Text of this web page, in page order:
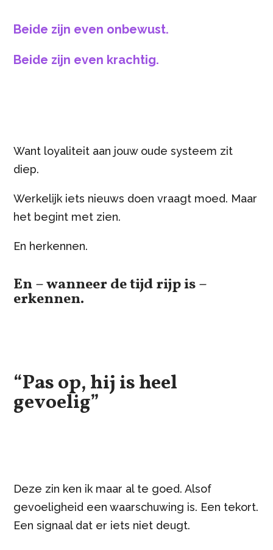
Beide zijn even onbewust.
Beide zijn even krachtig.
Want loyaliteit aan jouw oude systeem zit
diep.
Werkelijk iets nieuws doen vraagt moed. Maar
het begint met zien.
En herkennen.
En – wanneer de tijd rijp is –
erkennen.
“Pas op, hij is heel
gevoelig”
Deze zin ken ik maar al te goed. Alsof
gevoeligheid een waarschuwing is. Een tekort.
Een signaal dat er iets niet deugt.